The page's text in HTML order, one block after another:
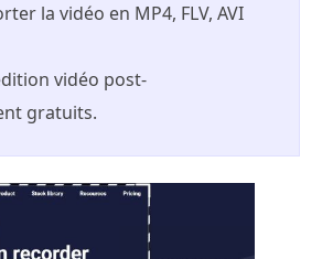
la vidéo en MP4, FLV, AVI
vidéo post-
gratuits.